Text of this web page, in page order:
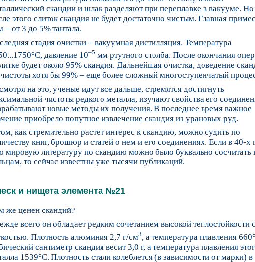
скандии и шлак разделяют при переплавке в вакууме.
этого слиток скандия не будет достаточно чистым. Главная
– от 3 до 5% тантала.
стадия очистки – вакуумная дистилляция. Температура
давление 10–5 мм ртутного столба. После окончания
будет около 95% скандия. Дальнейшая очистка, доведение
хотя бы 99% – еще более сложный многоступенчатый
на это, ученые идут все дальше, стремятся достигнуть
чистоты редкого металла, изучают свойства его
новые методы их получения. В последнее время важное
приобрело попутное извлечение скандия из урановых руд.
как стремительно растет интерес к скандию, можно судить по
книг, брошюр и статей о нем и его соединениях. Если в 40-х
мировую литературу по скандию можно было буквально сосчитать
то сейчас известны уже тысячи публикаций.
и нищета элемента №21
же ценен скандий?
всего он обладает редким сочетанием высокой теплостойкости с
Плотность алюминия 2,7 г/см3, а температура плавления
сантиметр скандия весит 3,0 г, а температура плавления
1539°C. Плотность стали колеблется (в зависимости от марки) в